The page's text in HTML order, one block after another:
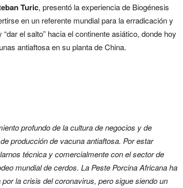
Turic, presentó la experiencia de Biogénesis
en un referente mundial para la erradicación y
el salto” hacia el continente asiático, donde hoy
antiaftosa en su planta de China.
profundo de la cultura de negocios y de
producción de vacuna antiaftosa. Por estar
técnica y comercialmente con el sector de
mundial de cerdos. La Peste Porcina Africana ha
la crisis del coronavirus, pero sigue siendo un